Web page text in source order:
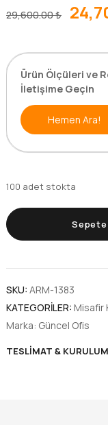
29,600.00₺
Ürün Ölçüleri ve
İletişime Geçin
Hemen Ara!
100 adet stokta
Sepete
SKU: ARM-1383
KATEGORILER: Misafir
Marka: Güncel Ofis
TESLIMAT & KURULUM